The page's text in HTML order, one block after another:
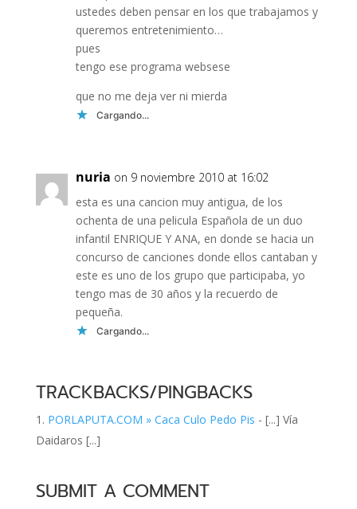
ustedes deben pensar en los que trabajamos y
queremos entretenimiento…
pues
tengo ese programa websese
que no me deja ver ni mierda
Cargando...
nuria on 9 noviembre 2010 at 16:02
esta es una cancion muy antigua, de los
ochenta de una pelicula Española de un duo
infantil ENRIQUE Y ANA, en donde se hacia un
concurso de canciones donde ellos cantaban y
este es uno de los grupo que participaba, yo
tengo mas de 30 años y la recuerdo de
pequeña.
Cargando...
TRACKBACKS/PINGBACKS
PORLAPUTA.COM » Caca Culo Pedo Pis - [...] Vía
Daidaros [...]
SUBMIT A COMMENT